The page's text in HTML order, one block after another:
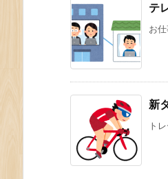
テ
お
新
ト